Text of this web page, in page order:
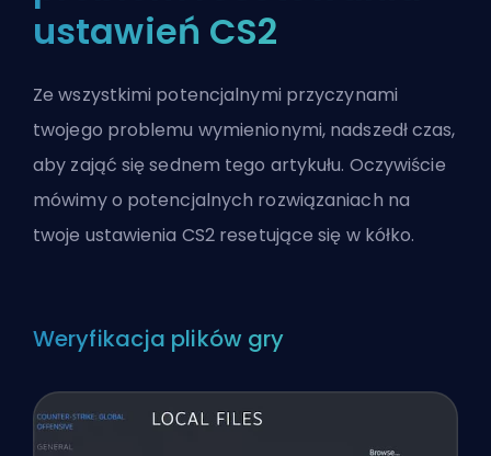
ustawień CS2
Ze wszystkimi potencjalnymi przyczynami
twojego problemu wymienionymi, nadszedł czas,
aby zająć się sednem tego artykułu. Oczywiście
mówimy o potencjalnych rozwiązaniach na
twoje ustawienia CS2 resetujące się w kółko.
Weryfikacja plików gry